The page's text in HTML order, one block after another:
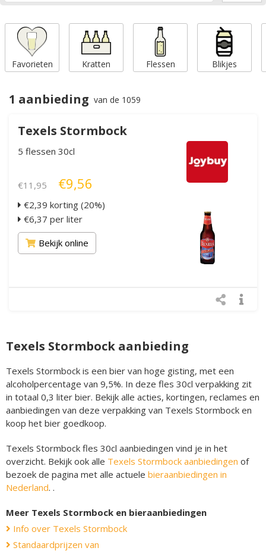
Favorieten Kratten Flessen Blikjes
1 aanbieding van de 1059
Texels Stormbock
5 flessen 30cl
€11,95 €9,56
€2,39 korting (20%)
€6,37 per liter
Bekijk online
Texels Stormbock aanbieding
Texels Stormbock is een bier van hoge gisting, met een
alcoholpercentage van 9,5%. In deze fles 30cl verpakking zit
in totaal 0,3 liter bier. Bekijk alle acties, kortingen, reclames en
aanbiedingen van deze verpakking van Texels Stormbock en
koop het bier goedkoop.
Texels Stormbock fles 30cl aanbiedingen vind je in het
overzicht. Bekijk ook alle Texels Stormbock aanbiedingen of
bezoek de pagina met alle actuele bieraanbiedingen in
Nederland. .
Meer Texels Stormbock en bieraanbiedingen
Info over Texels Stormbock
Standaardprijzen van